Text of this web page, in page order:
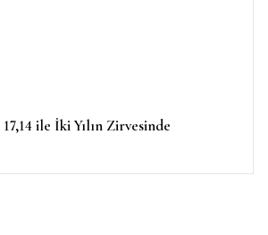
ile İki Yılın Zirvesinde